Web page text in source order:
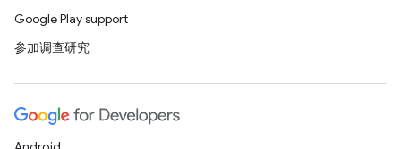
Google Play support
参加调查研究